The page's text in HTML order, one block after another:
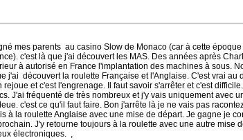
mes parents au casino Slow de Monaco (car à cette époque
c'est là que j'ai découvert les MAS. Des années après
à autorisé en France l'implantation des machines à sous.
j'ai découvert la roulette Française et l'Anglaise. C'est vrai au
et c'est l'engrenage. Il faut savoir s'arrêter et c'est
J'ai fréquenté de très nombreux et j'y vais uniquement avec
c'est ce qu'il faut faire. Bon j'arrête là je ne vais pas
à la roulette Anglaise avec une mise de départ. Je gagne je
J'y retourne toujours à la roulette avec une autre mise
électroniques. ,